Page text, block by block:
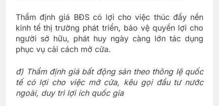
Thẩm định giá BĐS có lợi cho việc thúc đẩy nền
kinh tế thị trường phát triển, bảo vệ quyền lợi cho
người sở hữu, phát huy ngày càng lớn tác dụng
phục vụ cải cách mở cửa.
đ) Thẩm định giá bất động sản theo thông lệ quốc
tế có lợi cho việc mở cửa, kêu gọi đầu tư nước
ngoài, duy trì lợi ích quốc gia